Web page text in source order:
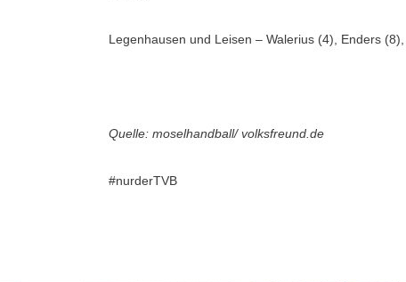
Legenhausen und Leisen – Walerius (4), Enders
Quelle: moselhandball/ volksfreund.de
#nurderTVB